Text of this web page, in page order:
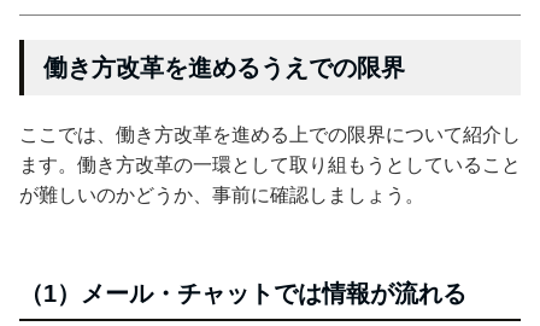
働き方改革を進めるうえでの限界
ここでは、働き方改革を進める上での限界について紹介し
ます。働き方改革の一環として取り組もうとしていること
が難しいのかどうか、事前に確認しましょう。
（1）メール・チャットでは情報が流れる